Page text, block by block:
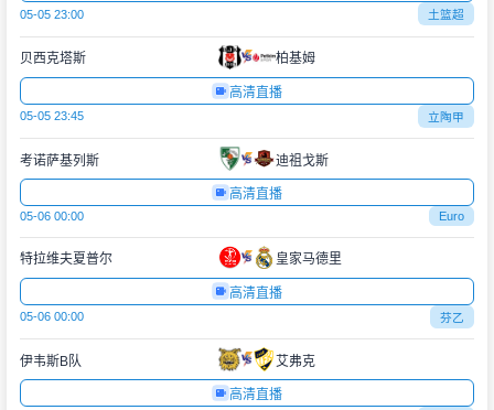
05-05 23:00 土篮超
贝西克塔斯 柏基姆
高清直播
05-05 23:45 立陶甲
考诺萨基列斯 迪祖戈斯
高清直播
05-06 00:00 Euro
特拉维夫夏普尔 皇家马德里
高清直播
05-06 00:00 芬乙
伊韦斯B队 艾弗克
高清直播